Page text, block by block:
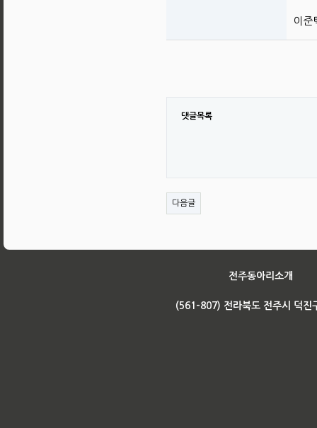
이준
댓글목록
다음글
전주동아리소개
(561-807) 전라북도 전주시 덕진